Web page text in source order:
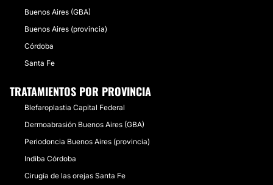
Buenos Aires (GBA)
Buenos Aires (provincia)
Córdoba
Santa Fe
TRATAMIENTOS POR PROVINCIA
Blefaroplastia Capital Federal
Dermoabrasión Buenos Aires (GBA)
Periodoncia Buenos Aires (provincia)
Indiba Córdoba
Cirugía de las orejas Santa Fe